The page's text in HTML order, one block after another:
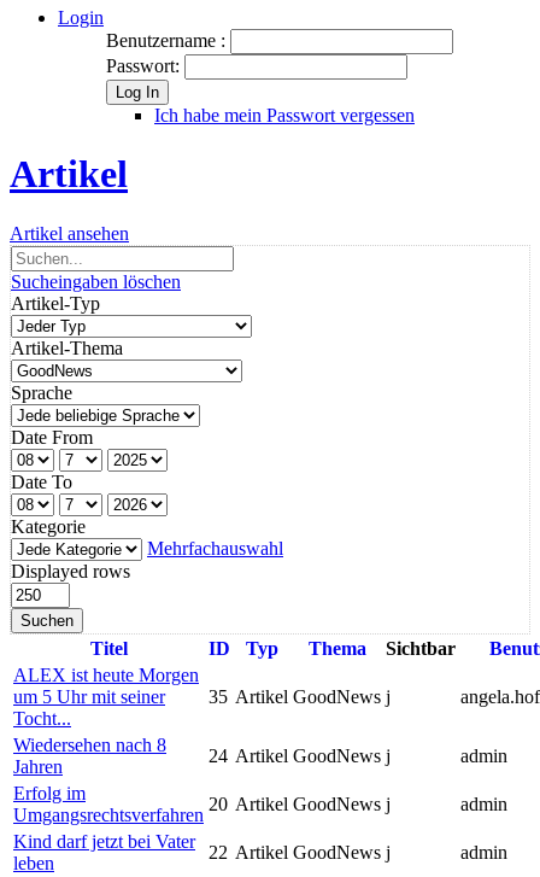
Login
Benutzername :
Passwort:
Log In
Ich habe mein Passwort vergessen
Artikel
Artikel ansehen
Sucheingaben löschen
Artikel-Typ
Artikel-Thema
Sprache
Date From
Date To
Kategorie
Mehrfachauswahl
Displayed rows
Suchen
Titel ID Typ Thema Sichtbar
ALEX ist heute Morgen
um 5 Uhr mit seiner
Tocht...
35 Artikel GoodNews j
Wiedersehen nach 8
Jahren
24 Artikel GoodNews j
admin
Erfolg im
Umgangsrechtsverfahren
20 Artikel GoodNews j
admin
Kind darf jetzt bei Vater
leben
22 Artikel GoodNews j
admin